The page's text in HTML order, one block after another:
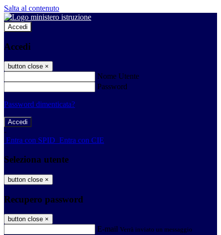
Salta al contenuto
Accedi
Accedi
button close ×
Nome Utente
Password
Password dimenticata?
-
Entra con SPID Entra con CIE
Seleziona utente
button close ×
Recupero password
button close ×
E-mail Verrà inviato un messaggio